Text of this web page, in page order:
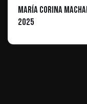
María Corina
2025